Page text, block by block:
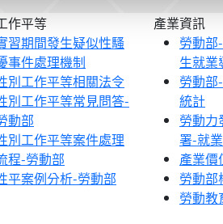
作平等
習期間發生疑似性騷
事件處理機制
別工作平等相關法令
別工作平等常見問答-
動部
別工作平等案件處理
程-勞動部
平案例分析-勞動部
產業資訊
勞動部
生就業
勞動部
統計
勞動力
署-就
產業價
勞動部
勞動教